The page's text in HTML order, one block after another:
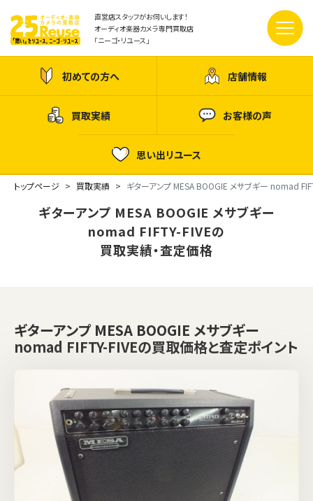
直営店スタッフがお伺いします！
オーディオ楽器カメラ専門買取店
「ニーゴ・リユース」
初めての方へ 店舗情報
買取実績 お客様の声
思い出リユース
トップページ 買取実績 ギターアンプ MESA BOOGIE メサブギー nomad
ギターアンプ MESA BOOGIE メサブギー
nomad FIFTY-FIVEの
買取実績・査定価格
ギターアンプ MESA BOOGIE メサブギー
nomad FIFTY-FIVEの買取価格と査定ポイント